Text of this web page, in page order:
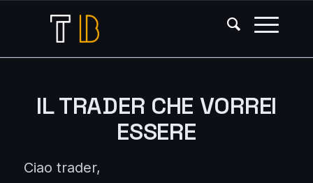
IL TRADER CHE VORREI
ESSERE
Ciao trader,